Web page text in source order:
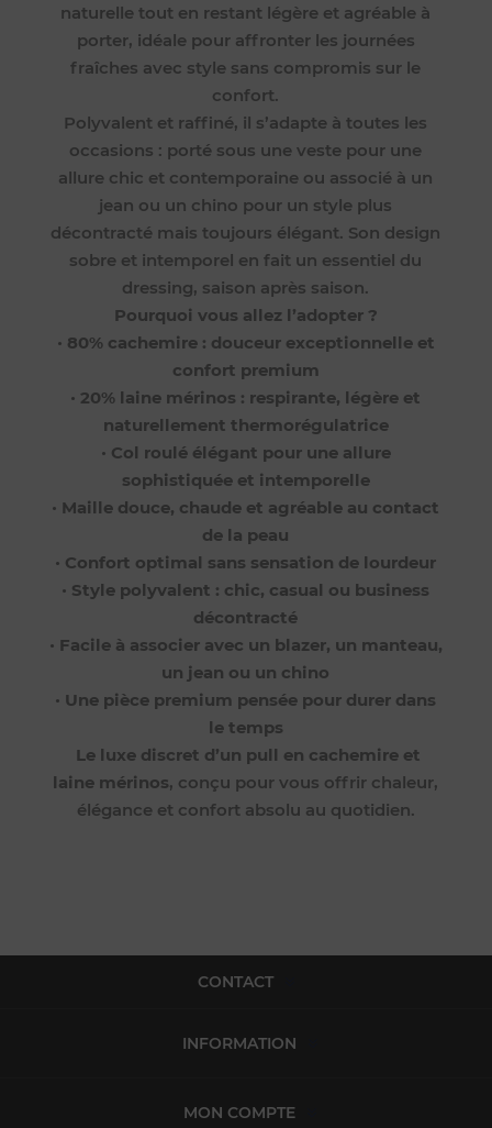
naturelle tout en restant légère et agréable à
porter, idéale pour affronter les journées
fraîches avec style sans compromis sur le
confort.
Polyvalent et raffiné, il s’adapte à toutes les
occasions : porté sous une veste pour une
allure chic et contemporaine ou associé à un
jean ou un chino pour un style plus
décontracté mais toujours élégant. Son design
sobre et intemporel en fait un essentiel du
dressing, saison après saison.
Pourquoi vous allez l’adopter ?
• 80% cachemire : douceur exceptionnelle et
confort premium
• 20% laine mérinos : respirante, légère et
naturellement thermorégulatrice
• Col roulé élégant pour une allure
sophistiquée et intemporelle
• Maille douce, chaude et agréable au contact
de la peau
• Confort optimal sans sensation de lourdeur
• Style polyvalent : chic, casual ou business
décontracté
• Facile à associer avec un blazer, un manteau,
un jean ou un chino
• Une pièce premium pensée pour durer dans
le temps
Le luxe discret d’un pull en cachemire et
laine mérinos, conçu pour vous offrir chaleur,
élégance et confort absolu au quotidien.
CONTACT
INFORMATION
MON COMPTE